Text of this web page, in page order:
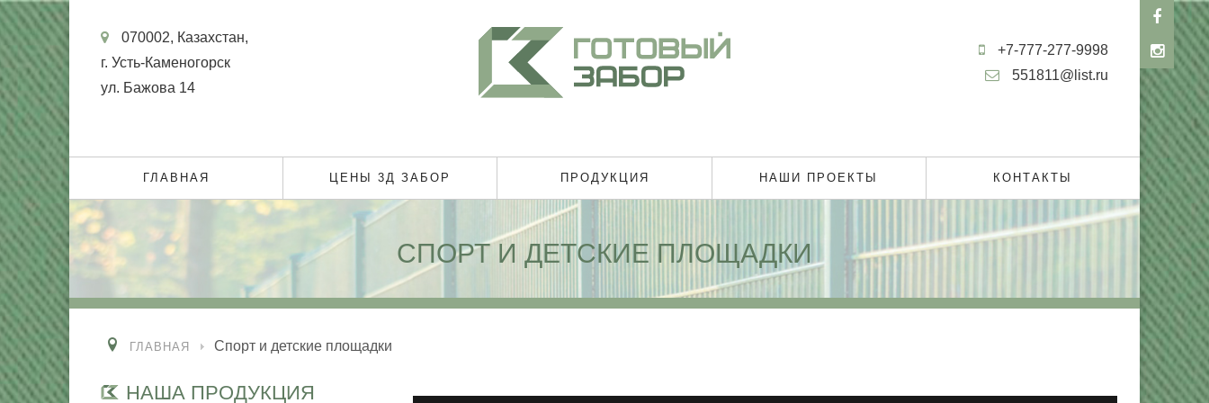
070002, Казахстан,
г. Усть-Каменогорск
ул. Бажова 14
+7-777-277-9998
551811@list.ru
ГЛАВНАЯ ЦЕНЫ 3Д ЗАБОР ПРОДУКЦИЯ НАШИ ПРОЕКТЫ КОНТАКТЫ
СПОРТ И ДЕТСКИЕ ПЛОЩАДКИ
ГЛАВНАЯ Спорт и детские площадки
НАША ПРОДУКЦИЯ